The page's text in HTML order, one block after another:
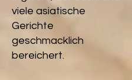
viele asiatische
Gerichte
geschmacklich
bereichert.